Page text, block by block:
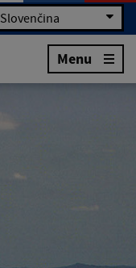
Slovenčina
Menu